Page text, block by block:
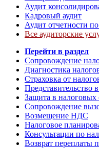
Аудит
Кадровый аудит
Аудит отчетности
Все аудиторские
Перейти в раздел
Сопровождение
Диагностика
Страховка от
Представительство
Защита в налоговых
Сопровождение
Возмещение НДС
Налоговое
Консультации по
Возврат переплаты